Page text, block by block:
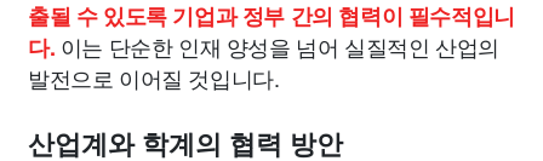
출될 수 있도록 기업과 정부 간의 협력이 필수적입니
다. 이는 단순한 인재 양성을 넘어 실질적인 산업의
발전으로 이어질 것입니다.
산업계와 학계의 협력 방안